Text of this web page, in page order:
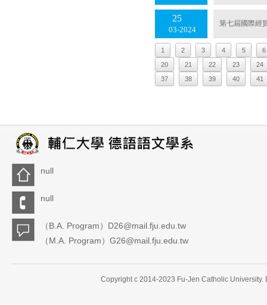
03 2024
25 第七屆國際經
1 2 3 4 5
6
20
21 22 23
24
37
38 39 40 41
null
null
（B.A. Program）D26@mail.fju.edu.tw
（M.A. Program）G26@mail.fju.edu.tw
Copyright c 2014-2023 Fu-Jen Catholic